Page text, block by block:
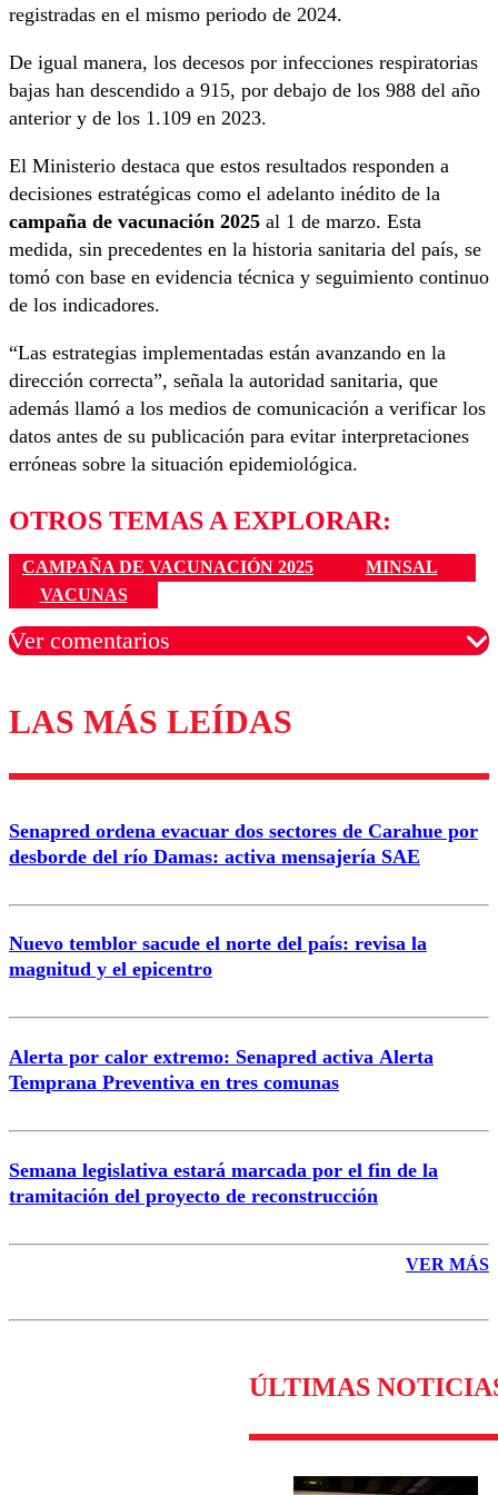
registradas en el mismo periodo de 2024.
De igual manera, los decesos por infecciones respiratorias
bajas han descendido a 915, por debajo de los 988 del año
anterior y de los 1.109 en 2023.
El Ministerio destaca que estos resultados responden a
decisiones estratégicas como el adelanto inédito de la
campaña de vacunación 2025 al 1 de marzo. Esta
medida, sin precedentes en la historia sanitaria del país, se
tomó con base en evidencia técnica y seguimiento continuo
de los indicadores.
“Las estrategias implementadas están avanzando en la
dirección correcta”, señala la autoridad sanitaria, que
además llamó a los medios de comunicación a verificar los
datos antes de su publicación para evitar interpretaciones
erróneas sobre la situación epidemiológica.
OTROS TEMAS A EXPLORAR:
CAMPAÑA DE VACUNACIÓN 2025
MINSAL
VACUNAS
Ver comentarios
Los comentarios son moderados para garantizar un
diálogo respetuoso.
Correo
LAS MÁS LEÍDAS
Senapred ordena evacuar dos sectores de Carahue por
desborde del río Damas: activa mensajería SAE
Nuevo temblor sacude el norte del país: revisa la
magnitud y el epicentro
Alerta por calor extremo: Senapred activa Alerta
Temprana Preventiva en tres comunas
Semana legislativa estará marcada por el fin de la
tramitación del proyecto de reconstrucción
VER MÁS
ÚLTIMAS